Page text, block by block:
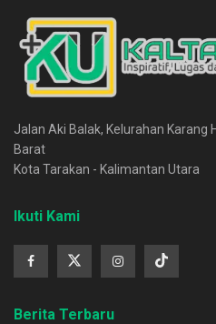
Jalan Aki Balak, Kelurahan Karang
Barat
Kota Tarakan - Kalimantan Utara
Ikuti Kami
Berita Terbaru